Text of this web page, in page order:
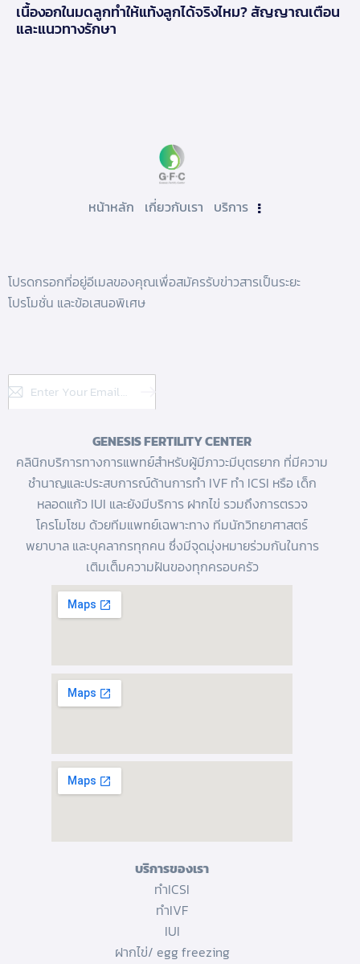
เนื้องอกในมดลูกทำให้แท้งลูกได้จริงไหม? สัญญาณเตือน
และแนวทางรักษา
หน้าหลัก เกี่ยวกับเรา บริการ
โปรดกรอกที่อยู่อีเมลของคุณเพื่อสมัครรับข่าวสารเป็นระยะ
โปรโมชั่น และข้อเสนอพิเศษ
Subscribe
GENESIS FERTILITY CENTER
คลินิกบริการทางการแพทย์สำหรับผู้มีภาวะมีบุตรยาก ที่มีความ
ชำนาญและประสบการณ์ด้านการทํา IVF ทำ ICSI หรือ เด็ก
หลอดแก้วIUI และยังมีบริการ ฝากไข่ รวมถึงการตรวจ
โครโมโซม ด้วยทีมแพทย์เฉพาะทาง ทีมนักวิทยาศาสตร์
พยาบาล และบุคลากรทุกคน ซึ่งมีจุดมุ่งหมายร่วมกันในการ
เติมเต็มความฝันของทุกครอบครัว
บริการของเรา
ทำICSI
ทำIVF
IUI
ฝากไข่/ egg freezing